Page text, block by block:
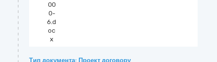
00
0-
6.d
oc
x
Тип документа: Проект договору